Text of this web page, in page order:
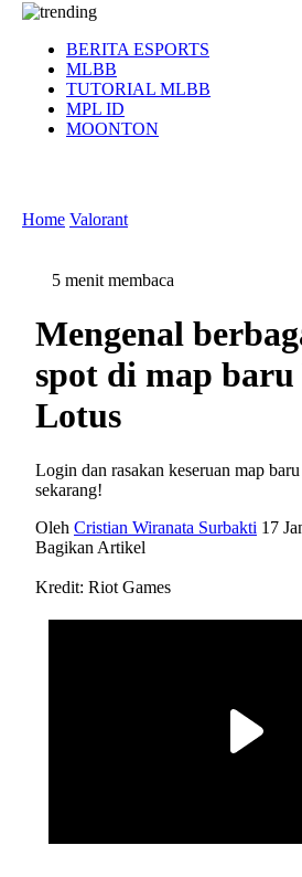
BERITA ESPORTS
MLBB
TUTORIAL MLBB
MPL ID
MOONTON
Home Valorant
5 menit membaca
Mengenal
spot di map
Lotus
Login dan rasakan keseruan map
sekarang!
Oleh Cristian Wiranata Surbakti 17
Bagikan Artikel
Kredit: Riot Games